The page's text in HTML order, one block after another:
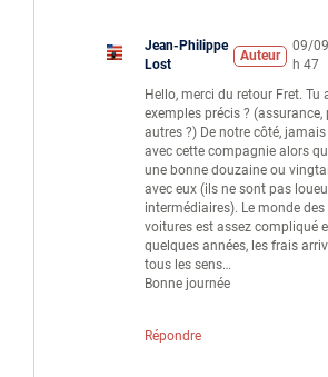
Jean-Philippe
Lost
Auteur
09/
h 47
Hello, merci du retour Fret. Tu
exemples précis ? (assurance,
autres ?) De notre côté,
avec cette compagnie alors
une bonne douzaine ou
avec eux (ils ne sont pas
intermédiaires). Le monde
voitures est assez compliqué
quelques années, les frais
tous les sens…
Bonne journée
Répondre